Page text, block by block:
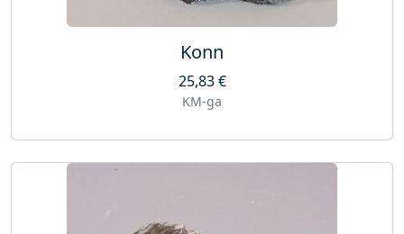
Konn
25,83€
KM-ga